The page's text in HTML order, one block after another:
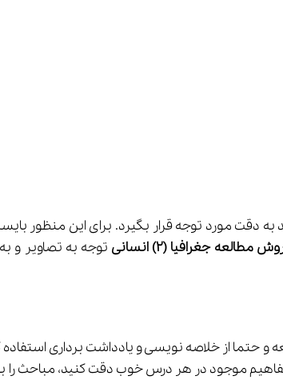
مطالعه جغرافیا (2) انسانی
به مفاهیم موجود در هر درس خوب دقت کنید،